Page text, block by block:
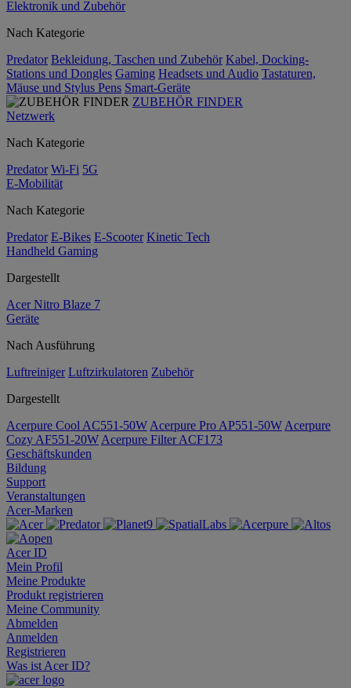
Elektronik und Zubehör
Nach Kategorie
Predator Bekleidung, Taschen und Zubehör Kabel, Docking-
Stations und Dongles Gaming Headsets und Audio Tastaturen,
Mäuse und Stylus Pens Smart-Geräte
ZUBEHÖR FINDER
Netzwerk
Nach Kategorie
Predator Wi-Fi 5G
E-Mobilität
Nach Kategorie
Predator E-Bikes E-Scooter Kinetic Tech
Handheld Gaming
Dargestellt
Acer Nitro Blaze 7
Geräte
Nach Ausführung
Luftreiniger Luftzirkulatoren Zubehör
Dargestellt
Acerpure Cool AC551-50W Acerpure Pro AP551-50W Acerpure
Cozy AF551-20W Acerpure Filter ACF173
Geschäftskunden
Bildung
Support
Veranstaltungen
Acer-Marken
Acer ID
Mein Profil
Meine Produkte
Produkt registrieren
Meine Community
Abmelden
Anmelden
Registrieren
Was ist Acer ID?